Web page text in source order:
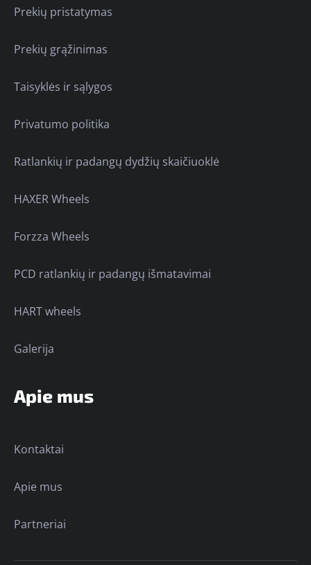
Prekių pristatymas
Prekių grąžinimas
Taisyklės ir sąlygos
Privatumo politika
Ratlankių ir padangų dydžių skaičiuoklė
HAXER Wheels
Forzza Wheels
PCD ratlankių ir padangų išmatavimai
HART wheels
Galerija
Apie mus
Kontaktai
Apie mus
Partneriai